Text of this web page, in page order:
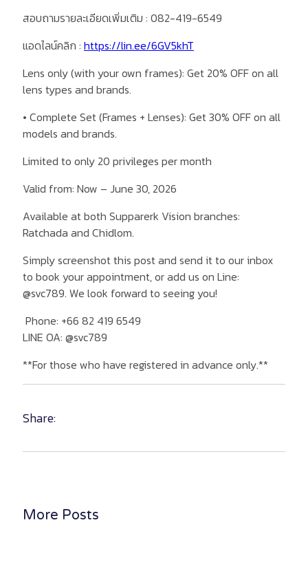
สอบถามรายละเอียดเพิ่มเติม : 082-419-6549
แอดไลน์คลิก : https://lin.ee/6GV5khT
Lens only (with your own frames): Get 20% OFF on all
lens types and brands.
• Complete Set (Frames + Lenses): Get 30% OFF on all
models and brands.
Limited to only 20 privileges per month
Valid from: Now – June 30, 2026
Available at both Supparerk Vision branches:
Ratchada and Chidlom.
Simply screenshot this post and send it to our inbox
to book your appointment, or add us on Line:
@svc789. We look forward to seeing you!
Phone: +66 82 419 6549
LINE OA: @svc789
**For those who have registered in advance only.**
Share:
More Posts